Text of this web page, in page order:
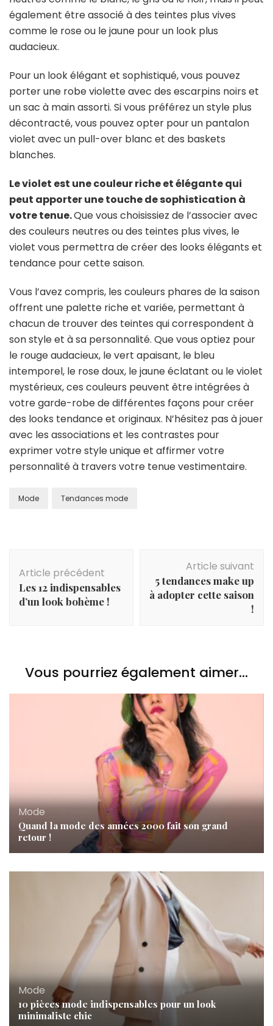
également être associé à des teintes plus vives
comme le rose ou le jaune pour un look plus
audacieux.
Pour un look élégant et sophistiqué, vous pouvez
porter une robe violette avec des escarpins noirs et
un sac à main assorti. Si vous préférez un style plus
décontracté, vous pouvez opter pour un pantalon
violet avec un pull-over blanc et des baskets
blanches.
Le violet est une couleur riche et élégante qui
peut apporter une touche de sophistication à
votre tenue.Que vous choisissiez de l’associer avec
des couleurs neutres ou des teintes plus vives, le
violet vous permettra de créer des looks élégants et
tendance pour cette saison.
Vous l’avez compris, les couleurs phares de la saison
offrent une palette riche et variée, permettant à
chacun de trouver des teintes qui correspondent à
son style et à sa personnalité. Que vous optiez pour
le rouge audacieux, le vert apaisant, le bleu
intemporel, le rose doux, le jaune éclatant ou le violet
mystérieux, ces couleurs peuvent être intégrées à
votre garde-robe de différentes façons pour créer
des looks tendance et originaux. N’hésitez pas à jouer
avec les associations et les contrastes pour
exprimer votre style unique et affirmer votre
personnalité à travers votre tenue vestimentaire.
Mode Tendances mode
d'article
Article précédent
Les 12 indispensables
d’un look bohème !
Article suivant
5 tendances make up
à adopter cette saison
!
Vous pourriez également aimer...
Mode
Quand la mode des années 2000 fait son grand
retour !
Mode
10 pièces mode indispensables pour un look
minimaliste chic